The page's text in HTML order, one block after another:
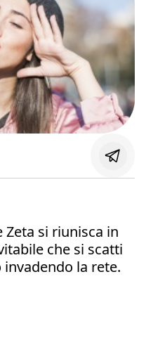
Zeta si riunisca in
che si scatti
invadendo la rete.